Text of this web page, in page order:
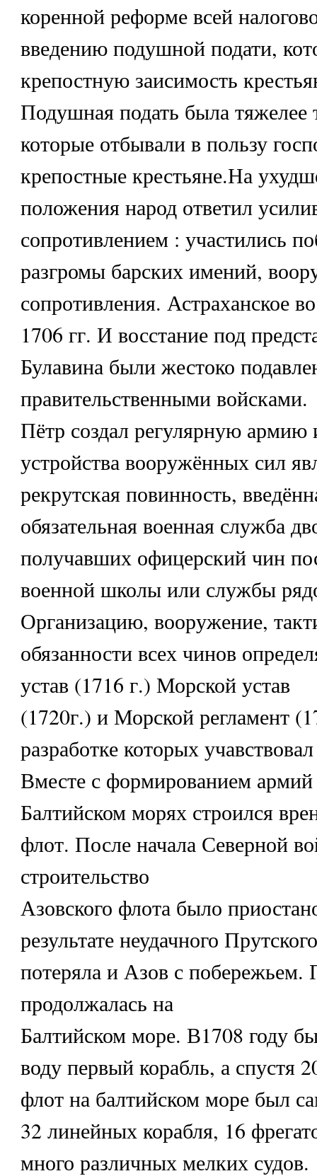
коренной реформе всей
введению подушной подати,
крепостную заисимость
Подушная подать была тяжелее
которые отбывали в пользу
крепостные крестьяне.На
положения народ ответил
сопротивлением : участились
разгромы барских имений,
сопротивления. Астраханское
1706 гг. И восстание под
Булавина были жестоко
правительственными войсками.
Пётр создал регулярную
устройства вооружённых сил
рекрутская повинность,
обязательная военная служба
получавших офицерский чин
военной школы или службы
Организацию, вооружение,
обязанности всех чинов
устав (1716 г.) Морской устав
(1720г.) и Морской регламент
разработке которых
Вместе с формированием
Балтийском морях строился
флот. После начала Северной
строительство
Азовского флота было
результате неудачного
потеряла и Азов с побережьем.
продолжалась на
Балтийском море. В1708 году
воду первый корабль, а спустя
флот на балтийском море был
32 линейных корабля, 16
много различных мелких судов.